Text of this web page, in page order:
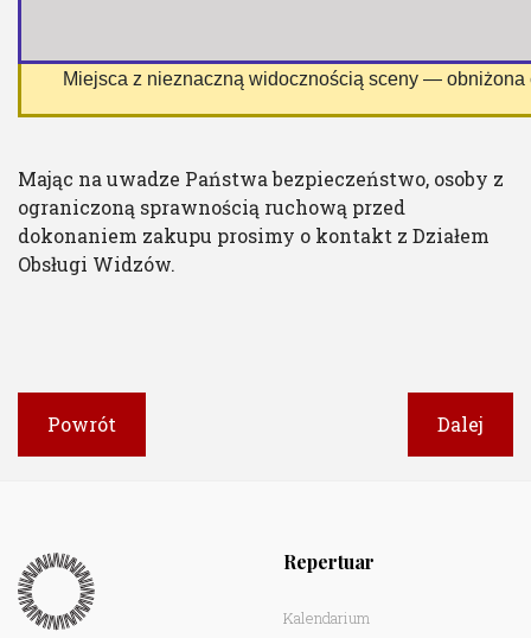
Miejsca z nieznaczną widocznością sceny — obniżona
Mając na uwadze Państwa bezpieczeństwo, osoby z
ograniczoną sprawnością ruchową przed
dokonaniem zakupu prosimy o kontakt z Działem
Obsługi Widzów.
Powrót Dalej
Repertuar
Kalendarium